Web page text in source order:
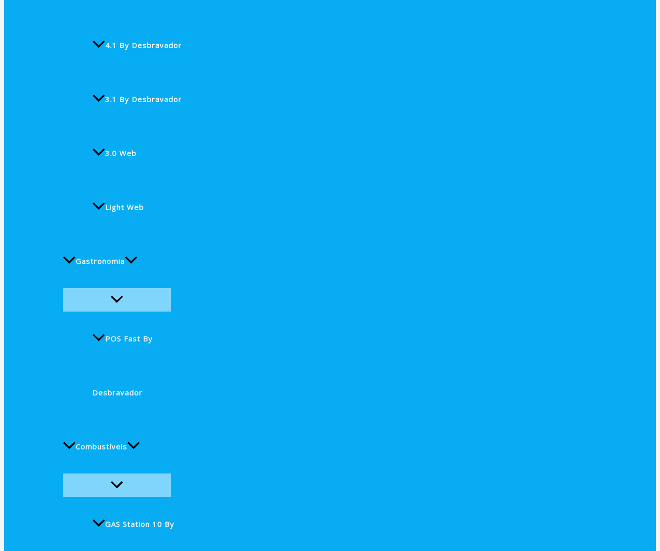
4.1 By Desbravador
3.1 By Desbravador
3.0 Web
Light Web
Gastronomia
POS Fast By
Desbravador
Combustíveis
GAS Station 10 By